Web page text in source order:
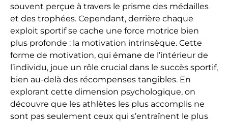
souvent perçue à travers le prisme des médailles
et des trophées. Cependant, derrière chaque
exploit sportif se cache une force motrice bien
plus profonde : la motivation intrinsèque. Cette
forme de motivation, qui émane de l’intérieur de
l’individu, joue un rôle crucial dans le succès sportif,
bien au-delà des récompenses tangibles. En
explorant cette dimension psychologique, on
découvre que les athlètes les plus accomplis ne
sont pas seulement ceux qui s’entraînent le plus